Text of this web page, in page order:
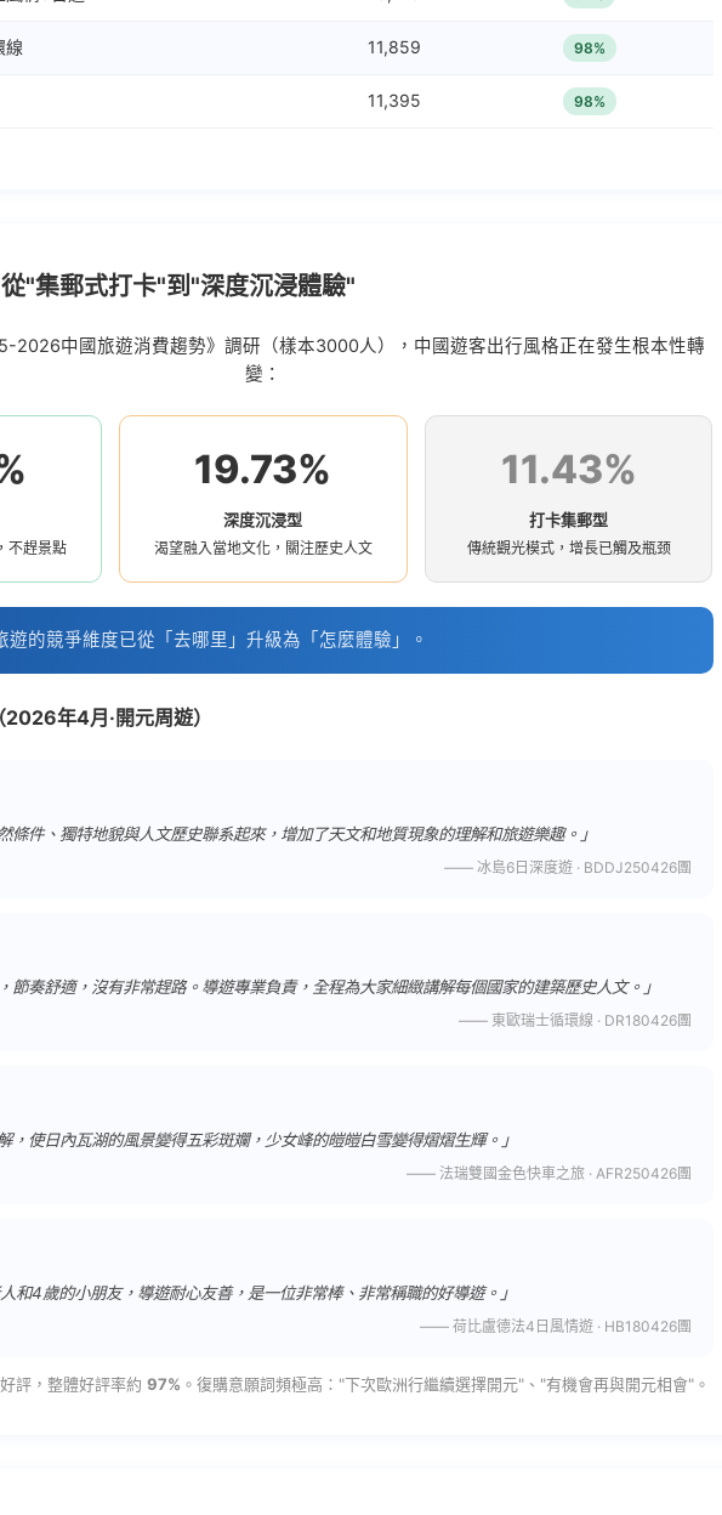
線 11,859 98%
11,395 98%
"集郵式打卡"到"深度沉浸體驗"
2026中國旅遊消費趨勢》調研（樣本3000人），中國遊客出行風格正在發生根本性轉
變：
不趕景點
19.73%
深度沉浸型
渴望融入當地文化，關注歷史人文
11.43%
打卡集郵型
傳統觀光模式，增長已觸及瓶颈
遊的競爭維度已從「去哪里」升級為「怎麼體驗」。
年4月·開元周遊）
條件、獨特地貌與人文歷史聯系起來，增加了天文和地質現象的理解和旅遊樂趣。」
—— 冰島6日深度遊 · BDDJ250426團
節奏舒適，沒有非常趕路。導遊專業負責，全程為大家細緻講解每個國家的建築歷史人文。」
—— 東歐瑞士循環線 · DR180426團
，使日內瓦湖的風景變得五彩斑斕，少女峰的皚皚白雪變得熠熠生輝。」
—— 法瑞雙國金色快車之旅 · AFR250426團
和4歲的小朋友，導遊耐心友善，是一位非常棒、非常稱職的好導遊。」
—— 荷比盧德法4日風情遊 · HB180426團
評，整體好評率約 97% 。復購意願詞頻極高："下次歐洲行繼續選擇開元"、"有機會再與開元相會"。